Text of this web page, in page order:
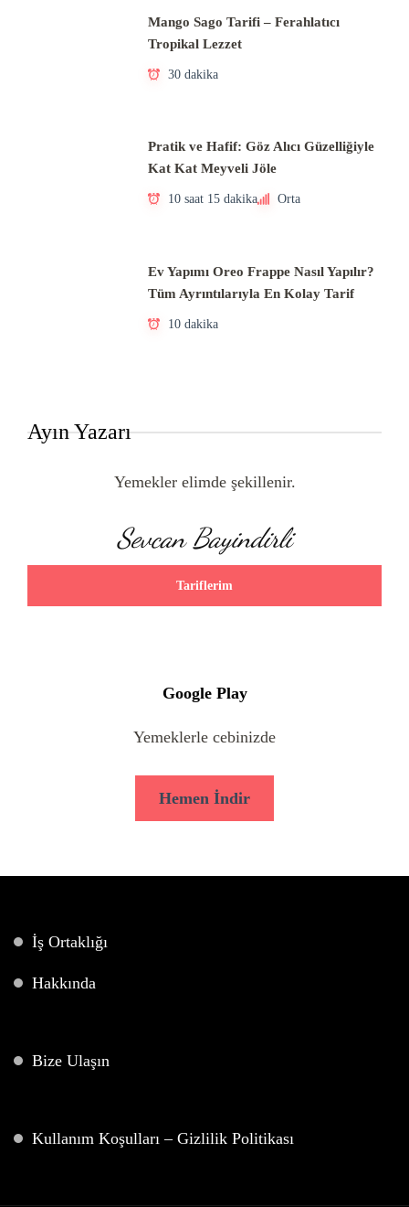
Mango Sago Tarifi – Ferahlatıcı
Tropikal Lezzet
30 dakika
Pratik ve Hafif: Göz Alıcı Güzelliğiyle
Kat Kat Meyveli Jöle
10 saat 15 dakika Orta
Ev Yapımı Oreo Frappe Nasıl Yapılır?
Tüm Ayrıntılarıyla En Kolay Tarif
10 dakika
Ayın Yazarı
Yemekler elimde şekillenir.
Sevcan Bayindirli
Tariflerim
Google Play
Yemeklerle cebinizde
Hemen İndir
İş Ortaklığı
Hakkında
Bize Ulaşın
Kullanım Koşulları – Gizlilik Politikası